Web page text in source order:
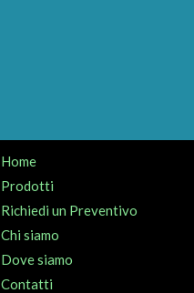
Home
Prodotti
Richiedi un Preventivo
Chi siamo
Dove siamo
Contatti